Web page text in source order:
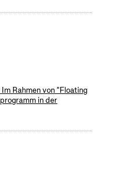
Rahmen von "Floating
in der